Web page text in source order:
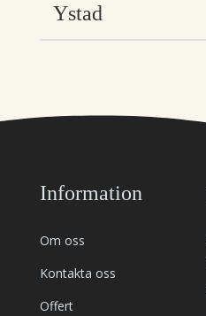
Ystad
Information
Om oss
Kontakta oss
Offert